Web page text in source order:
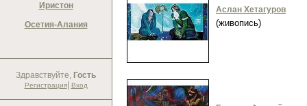
Иристон
Осетия-Алания
Здравствуйте, Гость
Регистрация| Вход
Аслан Хетагуров
(живопись)